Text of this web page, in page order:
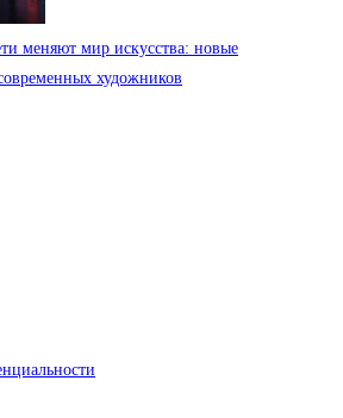
меняют мир искусства: новые
художников